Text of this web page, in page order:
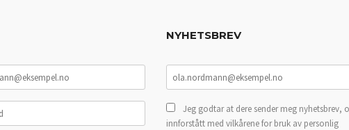
NYHETSBREV
Jeg godtar at dere sender meg nyhetsbrev,
innforstått med vilkårene for bruk av personlig